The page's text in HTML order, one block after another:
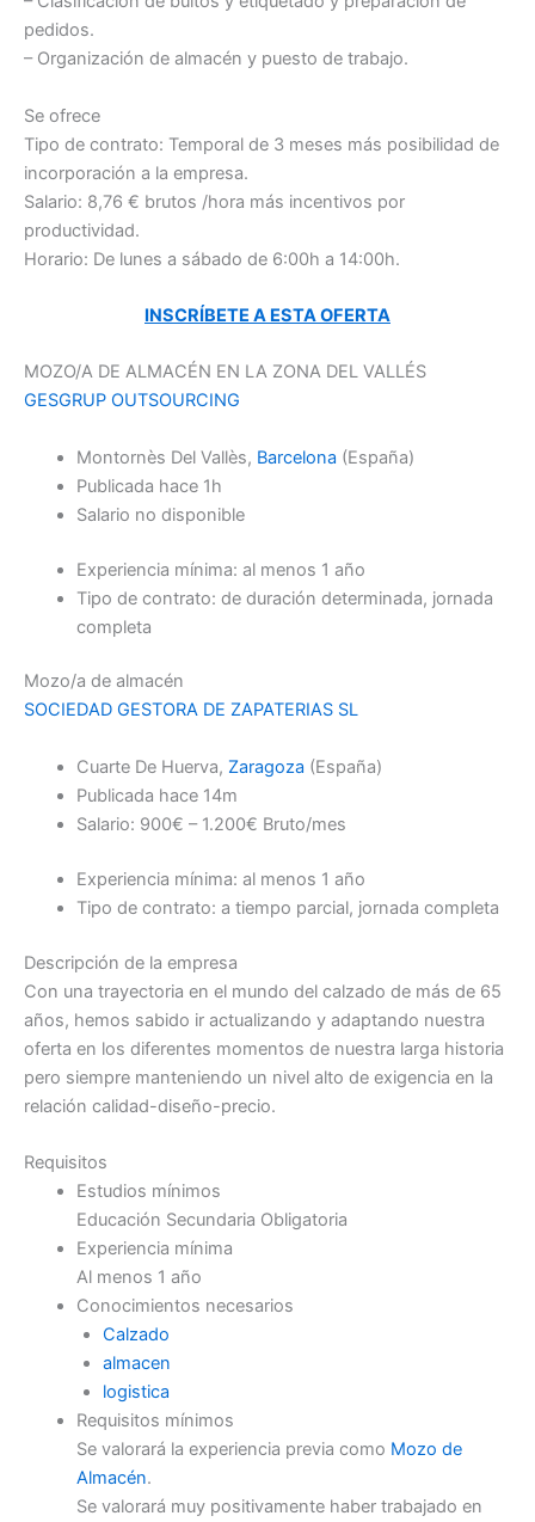
pedidos.
– Organización de almacén y puesto de trabajo.
Se ofrece
Tipo de contrato: Temporal de 3 meses más posibilidad de
incorporación a la empresa.
Salario: 8,76 € brutos /hora más incentivos por
productividad.
Horario: De lunes a sábado de 6:00h a 14:00h.
INSCRÍBETE A ESTA OFERTA
MOZO/A DE ALMACÉN EN LA ZONA DEL VALLÉS
GESGRUP OUTSOURCING
Montornès Del Vallès, Barcelona (España)
Publicada hace 1h
Salario no disponible
Experiencia mínima: al menos 1 año
Tipo de contrato: de duración determinada, jornada
completa
Mozo/a de almacén
SOCIEDAD GESTORA DE ZAPATERIAS SL
Cuarte De Huerva, Zaragoza (España)
Publicada hace 14m
Salario: 900€ – 1.200€ Bruto/mes
Experiencia mínima: al menos 1 año
Tipo de contrato: a tiempo parcial, jornada completa
Descripción de la empresa
Con una trayectoria en el mundo del calzado de más de 65
años, hemos sabido ir actualizando y adaptando nuestra
oferta en los diferentes momentos de nuestra larga historia
pero siempre manteniendo un nivel alto de exigencia en la
relación calidad-diseño-precio.
Requisitos
Estudios mínimos
Educación Secundaria Obligatoria
Experiencia mínima
Al menos 1 año
Conocimientos necesarios
Calzado
almacen
logistica
Requisitos mínimos
Se valorará la experiencia previa como Mozo de
Almacén.
Se valorará muy positivamente haber trabajado en